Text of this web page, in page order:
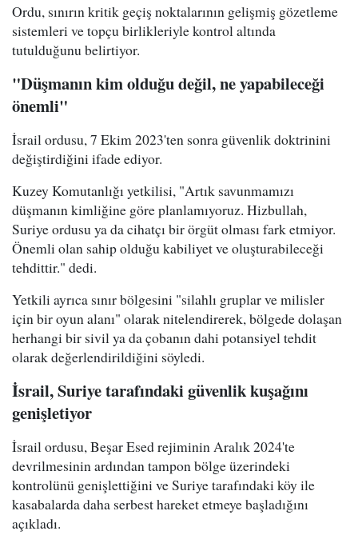
Ordu, sınırın kritik geçiş noktalarının gelişmiş gözetleme
sistemleri ve topçu birlikleriyle kontrol altında
tutulduğunu belirtiyor.
"Düşmanın kim olduğu değil, ne yapabileceği
önemli"
İsrail ordusu, 7 Ekim 2023'ten sonra güvenlik doktrinini
değiştirdiğini ifade ediyor.
Kuzey Komutanlığı yetkilisi, "Artık savunmamızı
düşmanın kimliğine göre planlamıyoruz. Hizbullah,
Suriye ordusu ya da cihatçı bir örgüt olması fark etmiyor.
Önemli olan sahip olduğu kabiliyet ve oluşturabileceği
tehdittir." dedi.
Yetkili ayrıca sınır bölgesini "silahlı gruplar ve milisler
için bir oyun alanı" olarak nitelendirerek, bölgede dolaşan
herhangi bir sivil ya da çobanın dahi potansiyel tehdit
olarak değerlendirildiğini söyledi.
İsrail, Suriye tarafındaki güvenlik kuşağını
genişletiyor
İsrail ordusu, Beşar Esed rejiminin Aralık 2024'te
devrilmesinin ardından tampon bölge üzerindeki
kontrolünü genişlettiğini ve Suriye tarafındaki köy ile
kasabalarda daha serbest hareket etmeye başladığını
açıkladı.